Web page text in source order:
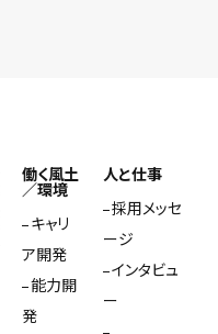
働く風土
／環境
キャリ
ア開発
能力開
発
人と仕事
採用メッセ
ージ
インタビュ
ー